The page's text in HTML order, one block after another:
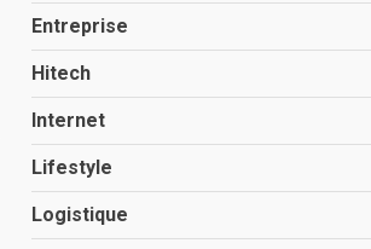
Entreprise
Hitech
Internet
Lifestyle
Logistique